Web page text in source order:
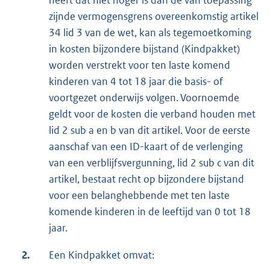
zijnde vermogensgrens overeenkomstig artikel
34 lid 3 van de wet, kan als tegemoetkoming
in kosten bijzondere bijstand (Kindpakket)
worden verstrekt voor ten laste komend
kinderen van 4 tot 18 jaar die basis- of
voortgezet onderwijs volgen. Voornoemde
geldt voor de kosten die verband houden met
lid 2 sub a en b van dit artikel. Voor de eerste
aanschaf van een ID-kaart of de verlenging
van een verblijfsvergunning, lid 2 sub c van dit
artikel, bestaat recht op bijzondere bijstand
voor een belanghebbende met ten laste
komende kinderen in de leeftijd van 0 tot 18
jaar.
2. Een Kindpakket omvat: